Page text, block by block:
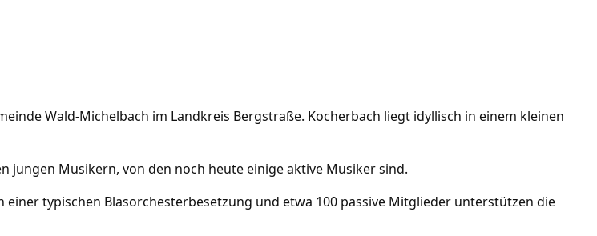
Wald-Michelbach im Landkreis Bergstraße. Kocherbach liegt idyllisch in einem kleinen
jungen Musikern, von den noch heute einige aktive Musiker sind.
typischen Blasorchesterbesetzung und etwa 100 passive Mitglieder unterstützen die